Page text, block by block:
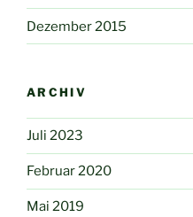
Dezember 2015
ARCHIV
Juli 2023
Februar 2020
Mai 2019